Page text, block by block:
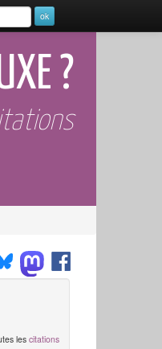
?
lescitations